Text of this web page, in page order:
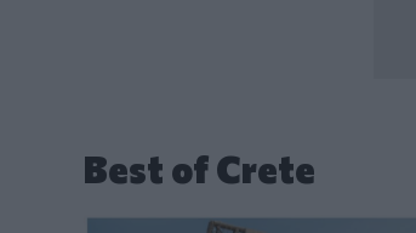
Best of Crete